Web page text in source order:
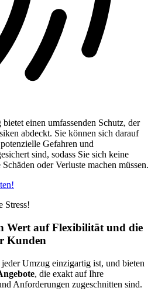
einen umfassenden Schutz, der
abdeckt. Sie können sich darauf
Gefahren und
sind, sodass Sie sich keine
oder Verluste machen müssen.
Stress!
Wert auf Flexibilität und die
Kunden
Umzug einzigartig ist, und bieten
, die exakt auf Ihre
Anforderungen zugeschnitten sind.